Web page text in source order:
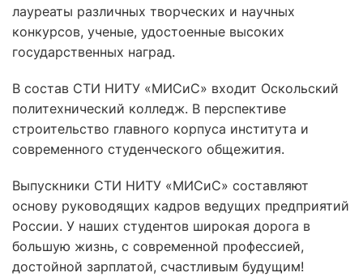
лауреаты различных творческих и научных
конкурсов, ученые, удостоенные высоких
государственных наград.
В состав СТИ НИТУ «МИСиС» входит Оскольский
политехнический колледж. В перспективе
строительство главного корпуса института и
современного студенческого общежития.
Выпускники СТИ НИТУ «МИСиС» составляют
основу руководящих кадров ведущих предприятий
России. У наших студентов широкая дорога в
большую жизнь, с современной профессией,
достойной зарплатой, счастливым будущим!